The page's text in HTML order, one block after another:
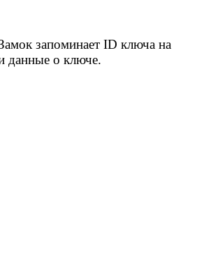
запоминает ID ключа на
данные о ключе.